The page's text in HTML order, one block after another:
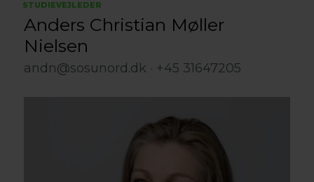
STUDIEVEJLEDER
Anders Christian Møller
Nielsen
andn@sosunord.dk +45 31647205